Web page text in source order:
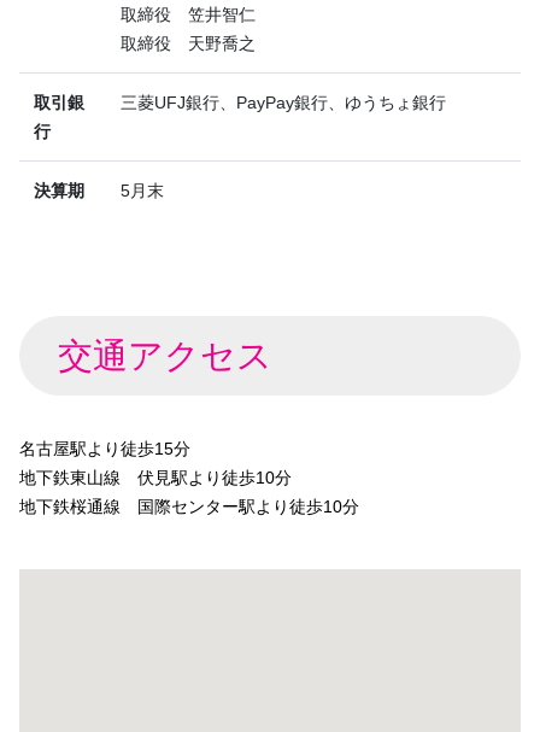
取締役 笠井智仁
取締役 天野喬之
取引銀
行
三菱UFJ銀行、PayPay銀行、ゆうちょ銀行
決算期 5月末
交通アクセス
名古屋駅より徒歩15分
地下鉄東山線 伏見駅より徒歩10分
地下鉄桜通線 国際センター駅より徒歩10分